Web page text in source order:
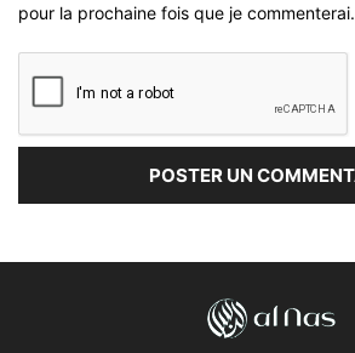
pour la prochaine fois que je commenterai.